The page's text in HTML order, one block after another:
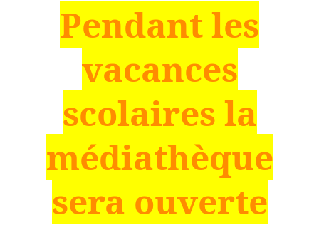
Pendant les
vacances
scolaires la
médiathèque
sera ouverte